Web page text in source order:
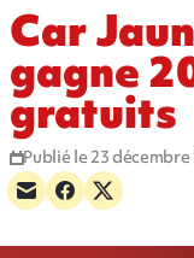
Car
gagne
gratuits
Publié le 23 décembre